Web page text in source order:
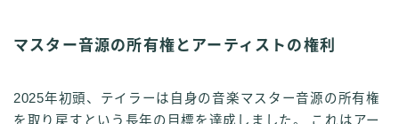
マスター音源の所有権とアーティストの権利
2025年初頭、テイラーは自身の音楽マスター音源の所有権
を取り戻すという長年の目標を達成しました。 これはアー